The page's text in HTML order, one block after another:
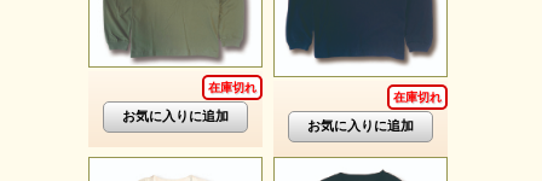
在庫切れ
在庫切れ